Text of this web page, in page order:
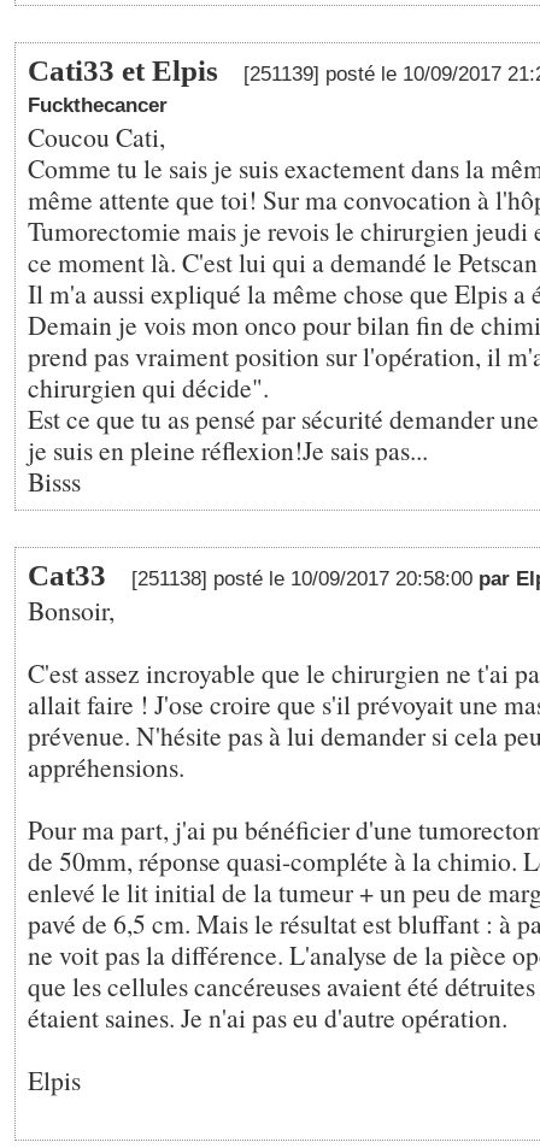
Cati33 et Elpis
[251139] posté le 10/09/2017
Fuckthecancer
Coucou Cati,
Comme tu le sais je suis exactement dans la
même attente que toi! Sur ma convocation à
Tumorectomie mais je revois le chirurgien jeudi
ce moment là. C'est lui qui a demandé le
Il m'a aussi expliqué la même chose que Elpis a
Demain je vois mon onco pour bilan fin de
prend pas vraiment position sur l'opération, il
chirurgien qui décide".
Est ce que tu as pensé par sécurité demander
je suis en pleine réflexion!Je sais pas...
Bisss
Cat33 [251138] posté le 10/09/2017 20:58:00 par
Bonsoir,
C'est assez incroyable que le chirurgien ne t'ai
allait faire ! J'ose croire que s'il prévoyait une
prévenue. N'hésite pas à lui demander si cela
appréhensions.
Pour ma part, j'ai pu bénéficier d'une
de 50mm, réponse quasi-compléte à la chimio.
enlevé le lit initial de la tumeur + un peu de
pavé de 6,5 cm. Mais le résultat est bluffant : à
ne voit pas la différence. L'analyse de la pièce
que les cellules cancéreuses avaient été
étaient saines. Je n'ai pas eu d'autre opération.
Elpis